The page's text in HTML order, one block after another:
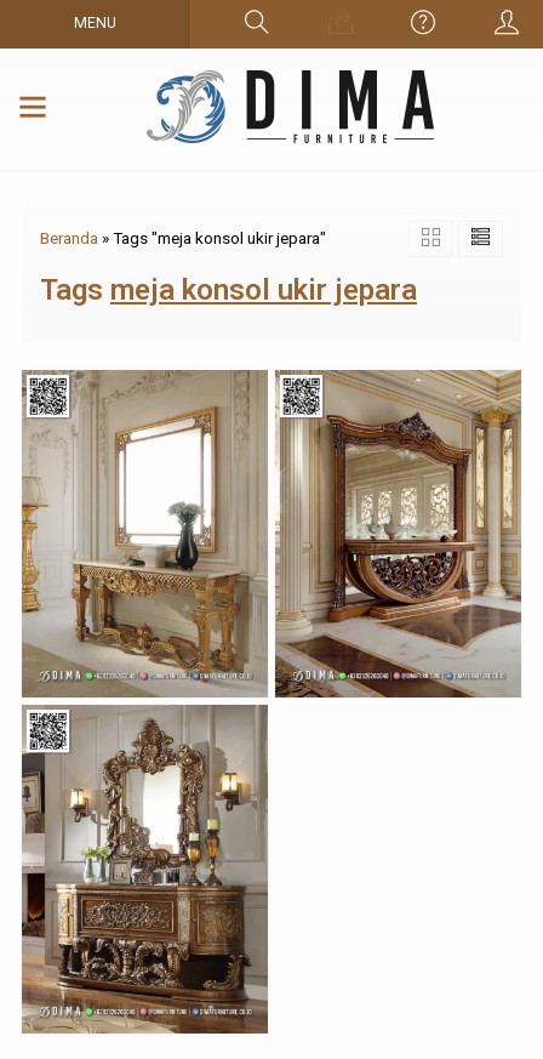
MENU
Beranda »Tags "meja konsol ukir jepara"
Tags meja konsol ukir jepara